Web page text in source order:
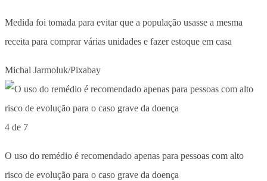
Medida foi tomada para evitar que a população usasse a mesma
receita para comprar várias unidades e fazer estoque em casa
Michal Jarmoluk/Pixabay
4 de 7
O uso do remédio é recomendado apenas para pessoas com alto
risco de evolução para o caso grave da doença